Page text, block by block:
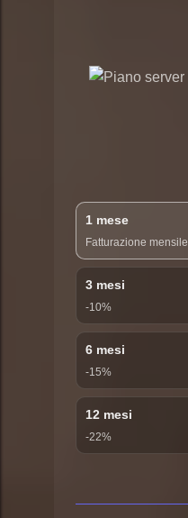
1 mese
Fatturazione mensile
3 mesi
-10%
6 mesi
-15%
12 mesi
-22%